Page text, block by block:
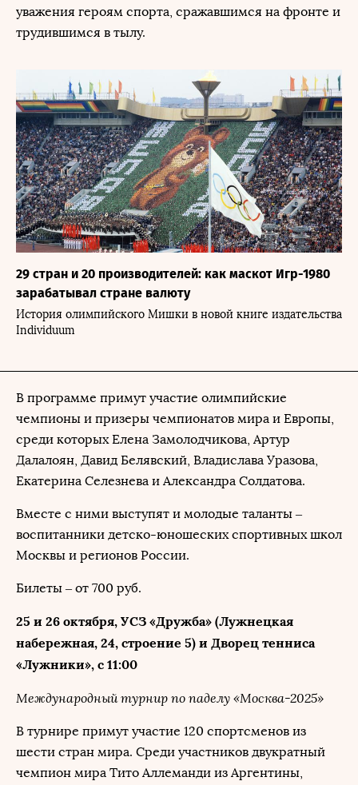
уважения героям спорта, сражавшимся на фронте и
трудившимся в тылу.
29 стран и 20 производителей: как маскот Игр-1980
зарабатывал стране валюту
История олимпийского Мишки в новой книге издательства
Individuum
В программе примут участие олимпийские
чемпионы и призеры чемпионатов мира и Европы,
среди которых Елена Замолодчикова, Артур
Далалоян, Давид Белявский, Владислава Уразова,
Екатерина Селезнева и Александра Солдатова.
Вместе с ними выступят и молодые таланты –
воспитанники детско-юношеских спортивных школ
Москвы и регионов России.
Билеты – от 700 руб.
25 и 26 октября, УСЗ «Дружба» (Лужнецкая
набережная, 24, строение 5) и Дворец тенниса
«Лужники», с 11:00
Международный турнир по паделу «Москва-2025»
В турнире примут участие 120 спортсменов из
шести стран мира. Среди участников двукратный
чемпион мира Тито Аллеманди из Аргентины,